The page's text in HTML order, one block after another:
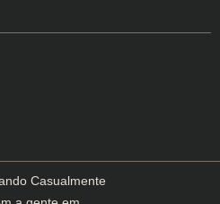
Casualmente